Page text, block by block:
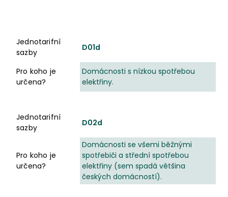
Jednotarifní
sazby
D01d
Pro koho je
určena?
Domácnosti s nízkou spotřebou
elektřiny.
Jednotarifní
sazby
D02d
Pro koho je
určena?
Domácnosti se všemi běžnými
spotřebiči a střední spotřebou
elektřiny (sem spadá většina
českých domácností).